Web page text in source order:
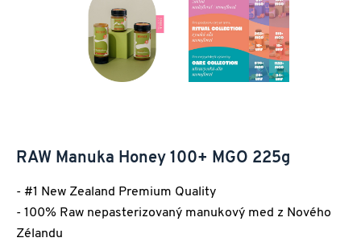
RAW Manuka Honey 100+ MGO 225g
- #1 New Zealand Premium Quality
- 100% Raw nepasterizovaný manukový med z Nového
Zélandu